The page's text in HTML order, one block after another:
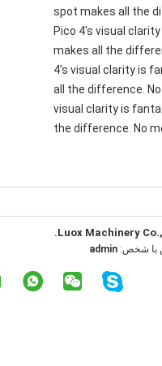
spot makes all the
Pico 4's visual
makes all the
4's visual clarity is
all the difference.
visual clarity is
the difference. No
Luox Machinery
با شخص: admin